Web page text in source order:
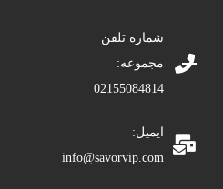
شماره تلفن
مجموعه:
02155084814
ایمیل:
info@savorvip.com